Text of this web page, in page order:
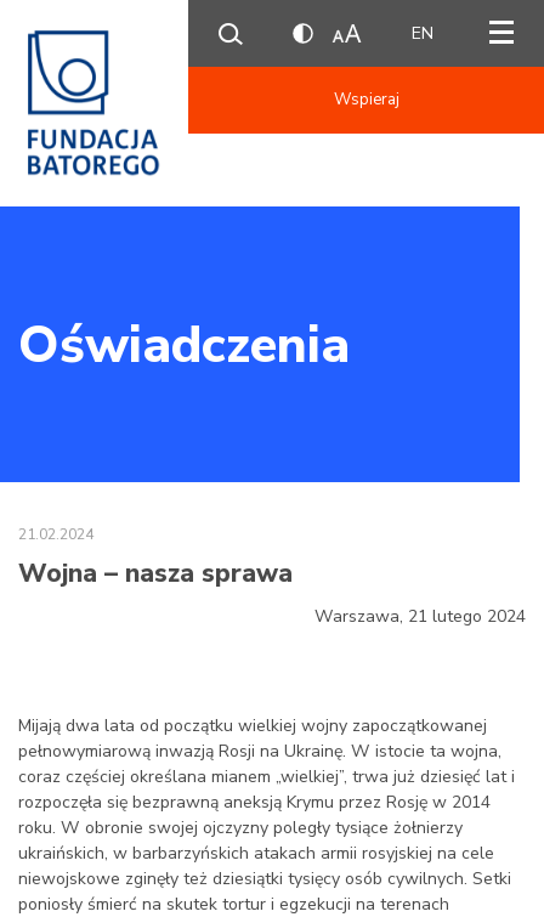
EN
Wspieraj
Oświadczenia
21.02.2024
Wojna – nasza sprawa
Warszawa, 21 lutego 2024
Mijają dwa lata od początku wielkiej wojny zapoczątkowanej
pełnowymiarową inwazją Rosji na Ukrainę. W istocie ta wojna,
coraz częściej określana mianem „wielkiej”, trwa już dziesięć lat i
rozpoczęła się bezprawną aneksją Krymu przez Rosję w 2014
roku. W obronie swojej ojczyzny poległy tysiące żołnierzy
ukraińskich, w barbarzyńskich atakach armii rosyjskiej na cele
niewojskowe zginęły też dziesiątki tysięcy osób cywilnych. Setki
poniosły śmierć na skutek tortur i egzekucji na terenach